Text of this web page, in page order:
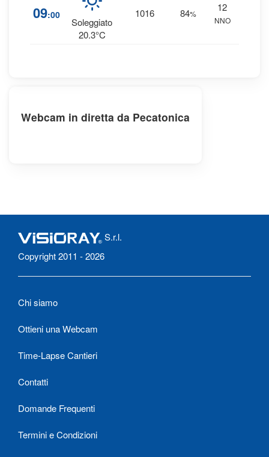
09:00
Soleggiato
20.3°C
1016 84%
12
NNO
Webcam in diretta da Pecatonica
S.r.l.
Copyright 2011 - 2026
Chi siamo
Ottieni una Webcam
Time-Lapse Cantieri
Contatti
Domande Frequenti
Termini e Condizioni